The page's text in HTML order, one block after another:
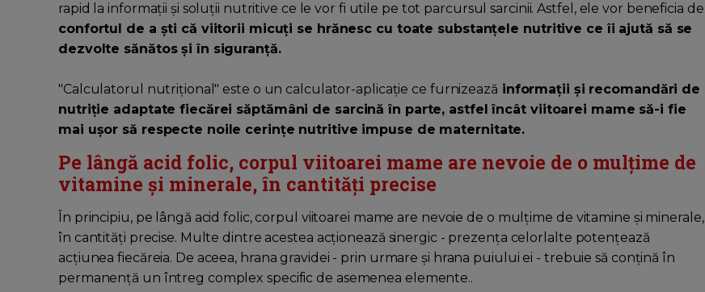
rapid la informații și soluții nutritive ce le vor fi utile pe tot parcursul sarcinii. Astfel, ele vor beneficia de
confortul de a ști că viitorii micuți se hrănesc cu toate substanțele nutritive ce îi ajută să se
dezvolte sănătos și în siguranță.
"Calculatorul nutrițional" este o un calculator-aplicație ce furnizează informații și recomandări de
nutriție adaptate fiecărei săptămâni de sarcină în parte, astfel încât viitoarei mame să-i fie
mai ușor să respecte noile cerințe nutritive impuse de maternitate.
Pe lângă acid folic, corpul viitoarei mame are nevoie de o mulțime de
vitamine și minerale, în cantități precise
În principiu, pe lângă acid folic, corpul viitoarei mame are nevoie de o mulțime de vitamine și minerale,
în cantități precise. Multe dintre acestea acționează sinergic - prezența celorlalte potențează
acțiunea fiecăreia. De aceea, hrana gravidei - prin urmare și hrana puiului ei - trebuie să conțină în
permanență un întreg complex specific de asemenea elemente..